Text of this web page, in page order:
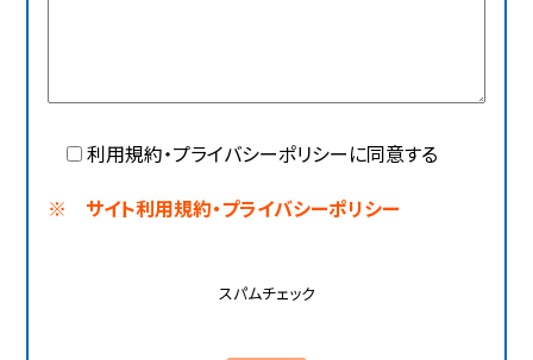
利用規約・プライバシーポリシーに同意する
※ サイト利用規約・プライバシーポリシー
スパムチェック